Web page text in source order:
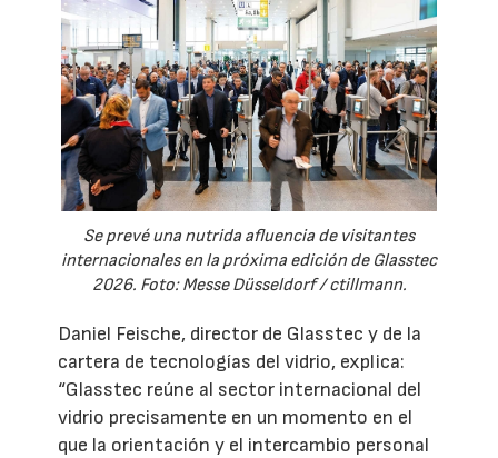
Se prevé una nutrida afluencia de visitantes
internacionales en la próxima edición de Glasstec
2026. Foto: Messe Düsseldorf / ctillmann.
Daniel Feische, director de Glasstec y de la
cartera de tecnologías del vidrio, explica:
“Glasstec reúne al sector internacional del
vidrio precisamente en un momento en el
que la orientación y el intercambio personal